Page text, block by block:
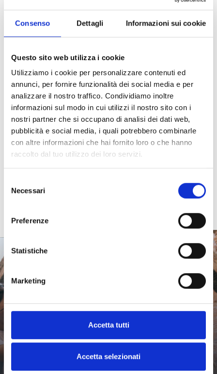
Consenso Dettagli Informazioni sui cookie
Questo sito web utilizza i cookie
Utilizziamo i cookie per personalizzare contenuti ed
annunci, per fornire funzionalità dei social media e per
analizzare il nostro traffico. Condividiamo inoltre
informazioni sul modo in cui utilizzi il nostro sito con i
nostri partner che si occupano di analisi dei dati web,
pubblicità e social media, i quali potrebbero combinarle
con altre informazioni che hai fornito loro o che hanno
raccolto dal tuo utilizzo dei loro servizi.
delNecessari
Preferenze
Statistiche
Marketing
Accetta tutti
Accetta selezionati
Terrazza Mascagni
Uno spettacolare belvedere sul mare di Livorno
Edifici d'acqua e fortezze Storia e identità
La Toscana che non ti
aspetti
Scopri tutte le particolarità che rendono Livorno così
unica e sorprendente.
Scopri di più